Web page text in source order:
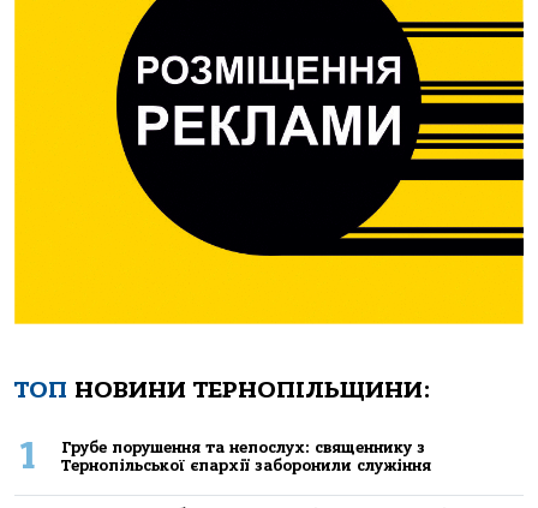
ТОП НОВИНИ ТЕРНОПІЛЬЩИНИ:
1
Грубе порушення та непослух: священнику з
Тернопільської єпархії заборонили служіння